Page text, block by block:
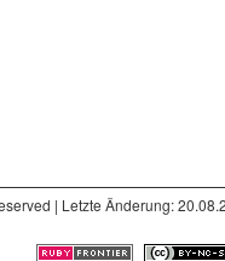
| Letzte Änderung: